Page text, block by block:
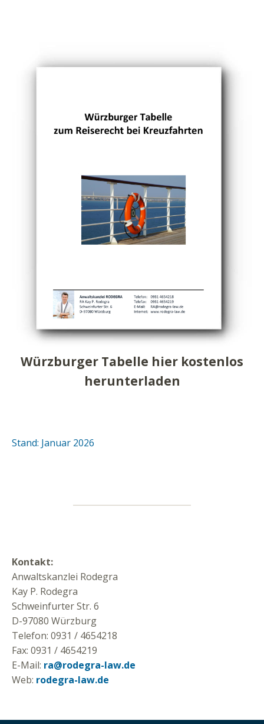
Würzburger Tabelle hier kostenlos
herunterladen
Stand: Januar 2026
Kontakt:
Anwaltskanzlei Rodegra
Kay P. Rodegra
Schweinfurter Str. 6
D-97080 Würzburg
Telefon: 0931 / 4654218
Fax: 0931 / 4654219
E-Mail: ra@rodegra-law.de
Web: rodegra-law.de